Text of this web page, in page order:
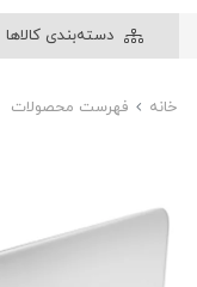
دسته‌بندی کالاها
خانه فهرست محصولات